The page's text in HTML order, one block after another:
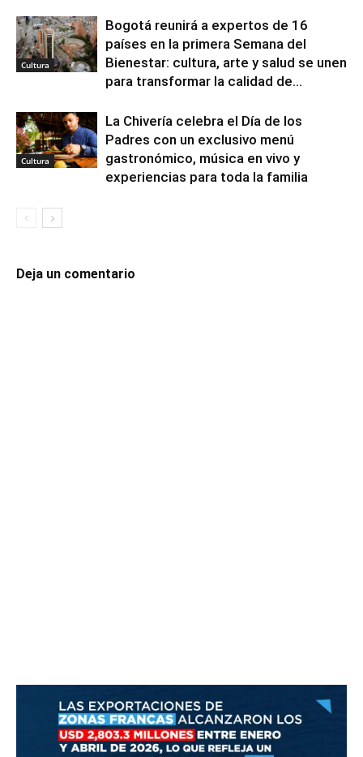
Cultura
Bogotá reunirá a expertos de 16
países en la primera Semana del
Bienestar: cultura, arte y salud se unen
para transformar la calidad de...
Cultura
La Chivería celebra el Día de los
Padres con un exclusivo menú
gastronómico, música en vivo y
experiencias para toda la familia
Deja un comentario